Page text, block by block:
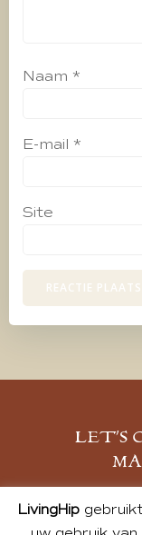
Naam *
E-mail *
Site
LET’S
LivingHipgebruikt